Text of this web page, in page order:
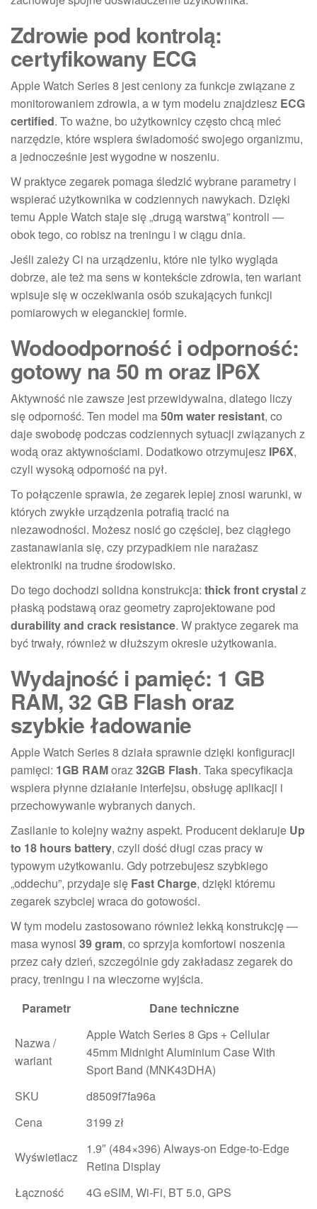
Zdrowie pod kontrolą:
certyfikowany ECG
Apple Watch Series 8 jest ceniony za funkcje związane z
monitorowaniem zdrowia, a w tym modelu znajdziesz ECG
certified. To ważne, bo użytkownicy często chcą mieć
narzędzie, które wspiera świadomość swojego organizmu,
a jednocześnie jest wygodne w noszeniu.
W praktyce zegarek pomaga śledzić wybrane parametry i
wspierać użytkownika w codziennych nawykach. Dzięki
temu Apple Watch staje się „drugą warstwą” kontroli —
obok tego, co robisz na treningu i w ciągu dnia.
Jeśli zależy Ci na urządzeniu, które nie tylko wygląda
dobrze, ale też ma sens w kontekście zdrowia, ten wariant
wpisuje się w oczekiwania osób szukających funkcji
pomiarowych w eleganckiej formie.
Wodoodporność i odporność:
gotowy na 50 m oraz IP6X
Aktywność nie zawsze jest przewidywalna, dlatego liczy
się odporność. Ten model ma50m water resistant, co
daje swobodę podczas codziennych sytuacji związanych z
wodą oraz aktywnościami. Dodatkowo otrzymujesz IP6X,
czyli wysoką odporność na pył.
To połączenie sprawia, że zegarek lepiej znosi warunki, w
których zwykłe urządzenia potrafią tracić na
niezawodności. Możesz nosić go częściej, bez ciągłego
zastanawiania się, czy przypadkiem nie narażasz
elektroniki na trudne środowisko.
Do tego dochodzi solidna konstrukcja: thick front crystalz
płaską podstawą oraz geometry zaprojektowane pod
durability and crack resistance. W praktyce zegarek ma
być trwały, również w dłuższym okresie użytkowania.
Wydajność i pamięć: 1 GB
RAM, 32 GB Flash oraz
szybkie ładowanie
Apple Watch Series 8 działa sprawnie dzięki konfiguracji
pamięci: 1GB RAMoraz32GB Flash. Taka specyfikacja
wspiera płynne działanie interfejsu, obsługę aplikacji i
przechowywanie wybranych danych.
Zasilanie to kolejny ważny aspekt. Producent deklaruje Up
to 18 hours battery, czyli dość długi czas pracy w
typowym użytkowaniu. Gdy potrzebujesz szybkiego
„oddechu”, przydaje się Fast Charge, dzięki któremu
zegarek szybciej wraca do gotowości.
W tym modelu zastosowano również lekką konstrukcję —
masa wynosi 39 gram, co sprzyja komfortowi noszenia
przez cały dzień, szczególnie gdy zakładasz zegarek do
pracy, treningu i na wieczorne wyjścia.
Parametr
Dane techniczne
Nazwa /
wariant
Apple Watch Series 8 Gps + Cellular
45mm Midnight Aluminium Case With
Sport Band (MNK43DHA)
SKU
d8509f7fa96a
Cena
3199 zł
Wyświetlacz
1.9″ (484×396) Always-on Edge-to-Edge
Retina Display
Łączność
4G eSIM, Wi‑Fi, BT 5.0, GPS